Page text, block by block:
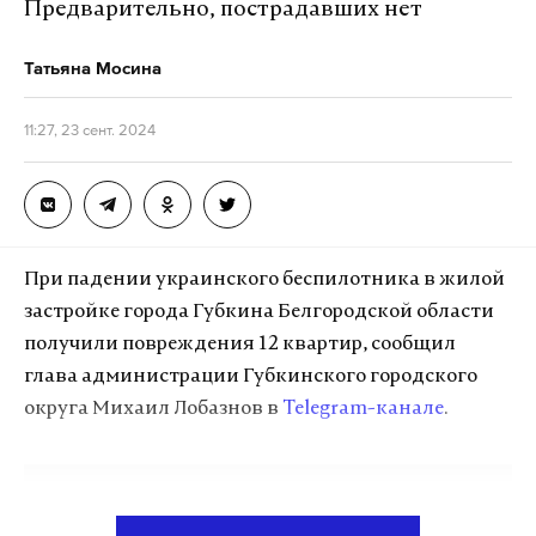
одноклассников. Учитель физкультуры смог
только с молотком, а нож лежал у него в рюкзаке.
именно предметом мальчик напал на
Пострадавшим детям оказана медицинская
помощь. Угрозы для их жизни и здоровья нет,
отметили в Следственном управлении
Следственного комитета (СК) России по
Иркутской области.
Предварительно, пострадавших нет
Татьяна Мосина
11:27, 23 сент. 2024
При падении украинского беспилотника в жилой
застройке города Губкина Белгородской области
получили повреждения 12 квартир, сообщил
глава администрации Губкинского городского
округа Михаил Лобазнов в Telegram-канале.